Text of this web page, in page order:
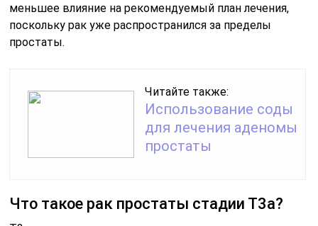
меньшее влияние на рекомендуемый план лечения,
поскольку рак уже распространился за пределы
простаты.
Читайте также:
Использование соды
для лечения аденомы
простаты
Что такое рак простаты стадии Т3а?